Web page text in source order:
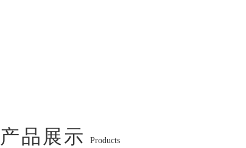
产品展示 Products